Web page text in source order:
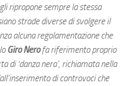
ripropone sempre la stessa
strade diverse di svolgere il
alcuna regolamentazione che
Giro Nerofa riferimento proprio
di ‘danza nera’, richiamata nella
di controvoci che